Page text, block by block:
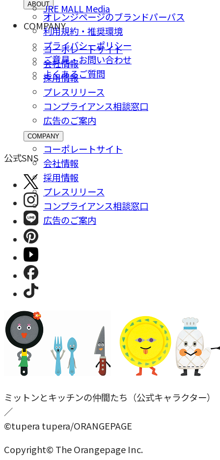
JRE MALL Media
ABOUT
オレンジページのブランドパーパス
利用規約・推奨環境
プライバシーポリシー
ご意⾒・お問い合わせ
よくあるご質問
COMPANY
コーポレートサイト
会社情報
採⽤情報
プレスリリース
コンプライアンス相談窓⼝
広告のご案内
COMPANY
コーポレートサイト
会社情報
採⽤情報
プレスリリース
コンプライアンス相談窓⼝
広告のご案内
公式SNS
ミットンとキッチンの仲間たち（公式キャラクター）
／
©tupera tupera/ORANGEPAGE
Copyright© The Orangepage Inc.